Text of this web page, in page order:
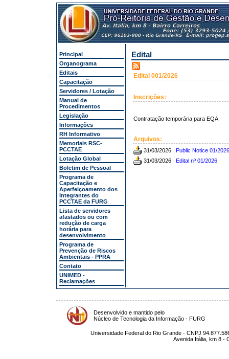
Principal
Organograma
Editais
Capacitação
Servidores / Lotação
Manual de
Procedimentos
Legislação
Informações
RH Informativo
Memoriais RSC-
PCCTAE
Lotação Global
Boletim de Pessoal
Programa de
Capacitação e
Aperfeiçoamento dos
Integrantes do
PCCTAE da FURG
Lista de servidores
afastados ou com
redução de carga
horária para
desenvolvimento
Programa de
Prevenção de Riscos
Ambientais - PPRA
Contato
UNIMED -
Reclamações
Edital
Edital 001/2026
Inscrições:
Contratação temporária para EQA
Arquivos:
31/03/2026
Public Notice 01/
31/03/2026
Edital nº 01/2026
Desenvolvido e mantido pelo
Núcleo de Tecnologia da Informação - FURG
Universidade Federal do Rio Grande - CNPJ
Avenida Itália, km 8 -